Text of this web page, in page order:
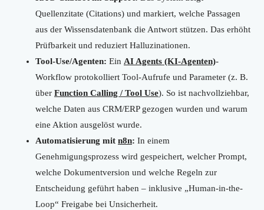
Quellenzitate (Citations) und markiert, welche Passagen
aus der Wissensdatenbank die Antwort stützen. Das erhöht
Prüfbarkeit und reduziert Halluzinationen.
Tool-Use/Agenten: Ein AI Agents (KI-Agenten)-
Workflow protokolliert Tool-Aufrufe und Parameter (z. B.
über Function Calling / Tool Use). So ist nachvollziehbar,
welche Daten aus CRM/ERP gezogen wurden und warum
eine Aktion ausgelöst wurde.
Automatisierung mit n8n: In einem
Genehmigungsprozess wird gespeichert, welcher Prompt,
welche Dokumentversion und welche Regeln zur
Entscheidung geführt haben – inklusive „Human-in-the-
Loop“ Freigabe bei Unsicherheit.